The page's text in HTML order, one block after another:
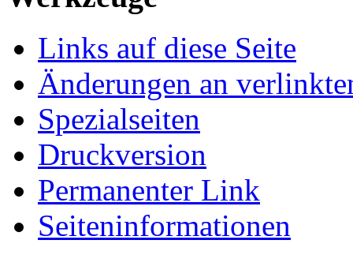
Links auf diese Seite
Änderungen an
Spezialseiten
Druckversion
Permanenter Link
Seiten­­informationen